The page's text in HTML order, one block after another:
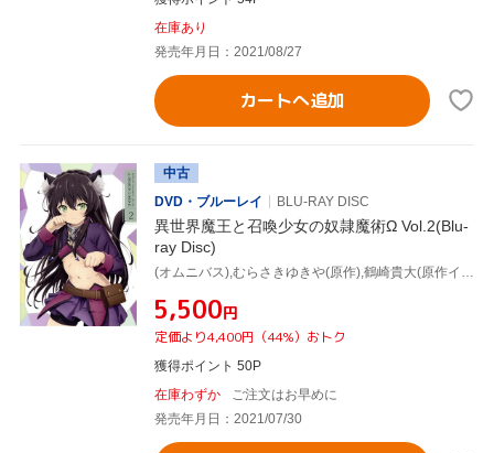
在庫あり
発売年月日：2021/08/27
カートへ追加
中古
DVD・ブルーレイ
BLU-RAY DISC
異世界魔王と召喚少女の奴隷魔術Ω Vol.2(Blu-
ray Disc)
¥5,500円
定価より4,400円（44%）おトク
獲得ポイント 50P
在庫わずか
ご注文はお早めに
発売年月日：2021/07/30